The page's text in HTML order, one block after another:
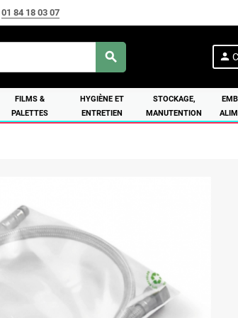
01 84 18 03 07
search person
FILMS &
PALETTES
HYGIÈNE ET
ENTRETIEN
STOCKAGE,
MANUTENTION